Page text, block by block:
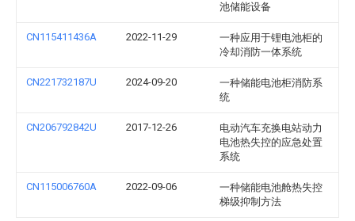
池储能设备
CN115411436A 2022-11-29
一种应用于锂电池柜的
冷却消防一体系统
CN221732187U 2024-09-20
一种储能电池柜消防系
统
CN206792842U 2017-12-26
电动汽车充换电站动力
电池热失控的应急处置
系统
CN115006760A 2022-09-06
一种储能电池舱热失控
梯级抑制方法